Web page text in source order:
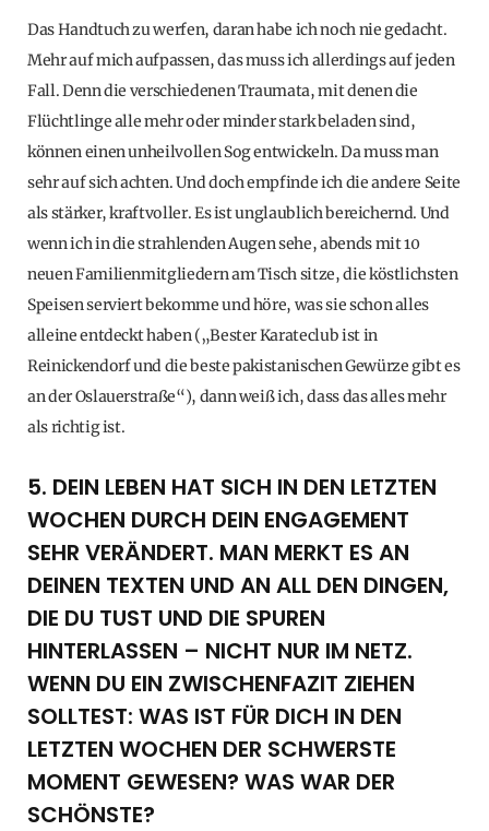
Das Handtuch zu werfen, daran habe ich noch nie gedacht.
Mehr auf mich aufpassen, das muss ich allerdings auf jeden
Fall. Denn die verschiedenen Traumata, mit denen die
Flüchtlinge alle mehr oder minder stark beladen sind,
können einen unheilvollen Sog entwickeln. Da muss man
sehr auf sich achten. Und doch empfinde ich die andere Seite
als stärker, kraftvoller. Es ist unglaublich bereichernd. Und
wenn ich in die strahlenden Augen sehe, abends mit 10
neuen Familienmitgliedern am Tisch sitze, die köstlichsten
Speisen serviert bekomme und höre, was sie schon alles
alleine entdeckt haben („Bester Karateclub ist in
Reinickendorf und die beste pakistanischen Gewürze gibt es
an der Oslauerstraße“), dann weiß ich, dass das alles mehr
als richtig ist.
5. DEIN LEBEN HAT SICH IN DEN LETZTEN
WOCHEN DURCH DEIN ENGAGEMENT
SEHR VERÄNDERT. MAN MERKT ES AN
DEINEN TEXTEN UND AN ALL DEN DINGEN,
DIE DU TUST UND DIE SPUREN
HINTERLASSEN – NICHT NUR IM NETZ.
WENN DU EIN ZWISCHENFAZIT ZIEHEN
SOLLTEST: WAS IST FÜR DICH IN DEN
LETZTEN WOCHEN DER SCHWERSTE
MOMENT GEWESEN? WAS WAR DER
SCHÖNSTE?